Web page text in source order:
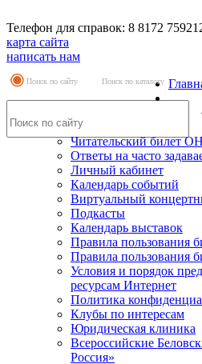
Телефон для справок: 8 8172
карта сайта
написать нам
Поиск по сайту Поиск по каталогу
Читательский билет
Ответы на часто
Личный кабинет
Календарь событий
Виртуальный
Подкасты
Календарь выставок
Правила пользования
Правила пользования
Условия и порядок
ресурсам Интернет
Политика
Клубы по интересам
Юридическая клиника
Всероссийские
Россия»